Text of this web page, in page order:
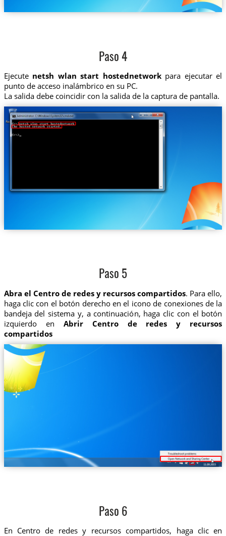
Paso 4
Ejecute netsh wlan start hostednetworkpara ejecutar el
punto de acceso inalámbrico en su PC.
La salida debe coincidir con la salida de la captura de pantalla.
Paso 5
Abra el Centro de redes y recursos compartidos. Para ello,
haga clic con el botón derecho en el icono de conexiones de la
bandeja del sistema y, a continuación, haga clic con el botón
izquierdo en Abrir Centro de redes y recursos
compartidos
Paso 6
En Centro de redes y recursos compartidos, haga clic en